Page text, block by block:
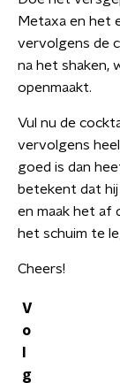
Metaxa en het
vervolgens de
na het shaken,
openmaakt.
Vul nu de
vervolgens
goed is dan
betekent dat hij
en maak het af
het schuim te
Cheers!
V
o
g